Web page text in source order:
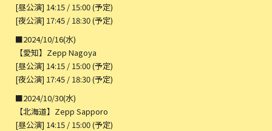
[昼公演] 14:15 / 15:00 (予定)
[夜公演] 17:45 / 18:30 (予定)
■2024/10/16(水)
【愛知】Zepp Nagoya
[昼公演] 14:15 / 15:00 (予定)
[夜公演] 17:45 / 18:30 (予定)
■2024/10/30(水)
【北海道】Zepp Sapporo
[昼公演] 14:15 / 15:00 (予定)